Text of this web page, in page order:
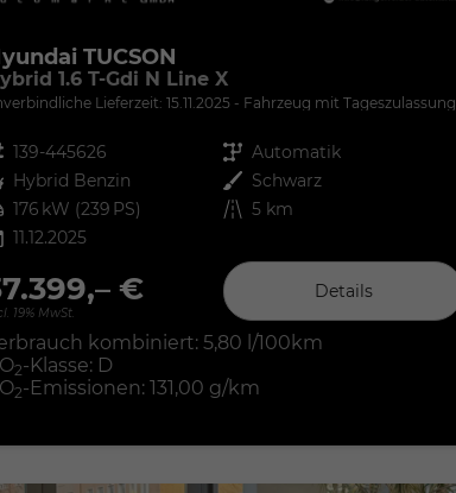
TUCSON
1.6 T-Gdi N Line X
Lieferzeit:15.11.2025 Fahrzeug mit Tageszulassung
139-445626 Getriebe Automatik
Hybrid Benzin Außenfarbe Schwarz
176 kW (239 PS) Kilometerstand 5 km
11.12.2025
€
19% MwSt.
Details
kombiniert:5,80 l/100km
2-Klasse: D
2-Emissionen:131,00 g/km